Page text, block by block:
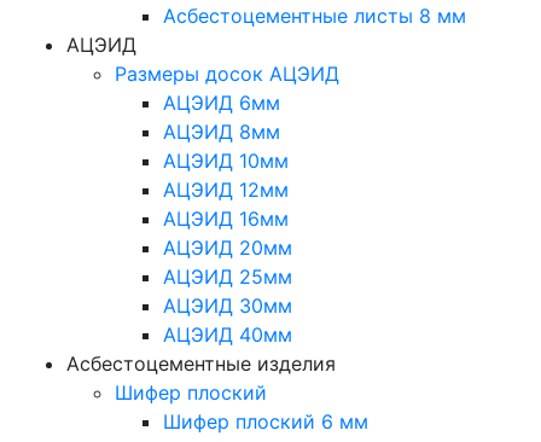
Асбестоцементные листы 8 мм
АЦЭИД
Размеры досок АЦЭИД
АЦЭИД 6мм
АЦЭИД 8мм
АЦЭИД 10мм
АЦЭИД 12мм
АЦЭИД 16мм
АЦЭИД 20мм
АЦЭИД 25мм
АЦЭИД 30мм
АЦЭИД 40мм
Асбестоцементные изделия
Шифер плоский
Шифер плоский 6 мм